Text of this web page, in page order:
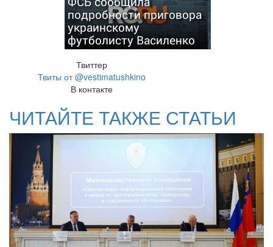
подробности приговора
украинскому
футболисту Василенко
Твиттер
Твиты от @vestimatushkino
В контакте
ЧИТАЙТЕ ТАКЖЕ СТАТЬИ